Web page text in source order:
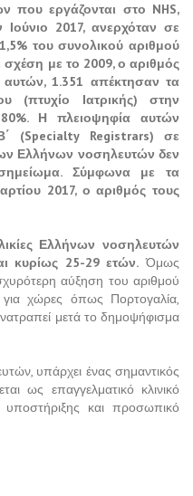
που εργάζονται στο NHS,
2017, ανερχόταν σε
του συνολικού αριθμού
με το 2009, ο αριθμός
αυτών, 1.351 απέκτησαν τα
(πτυχίο Ιατρικής) στην
Η πλειοψηφία αυτών
(Specialty Registrars) σε
Ελλήνων νοσηλευτών δεν
Σύμφωνα με τα
2017, ο αριθμός τους
Ελλήνων νοσηλευτών
κυρίως 25-29 ετών. Όμως
αύξηση του αριθμού
χώρες όπως Πορτογαλία,
μετά το δημοψήφισμα
υπάρχει ένας σημαντικός
ως επαγγελματικό κλινικό
και προσωπικό